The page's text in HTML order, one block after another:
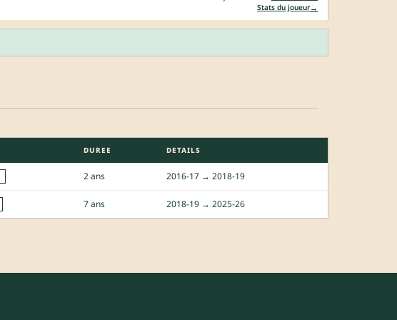
Stats du joueur→
DUREE DETAILS
2 ans 2016-17 → 2018-19
7 ans 2018-19 → 2025-26